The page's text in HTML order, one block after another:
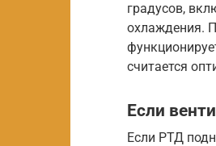
градусов,
охлаждения.
считается
Если
Если РТД